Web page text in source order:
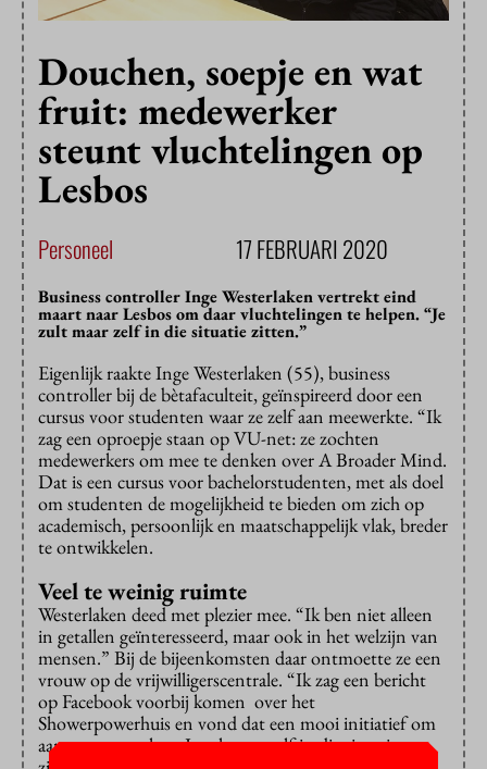
Douchen, soepje en wat
fruit: medewerker
steunt vluchtelingen op
Lesbos
Personeel 17 FEBRUARI 2020
Business controller Inge Westerlaken vertrekt eind
maart naar Lesbos om daar vluchtelingen te helpen. “Je
zult maar zelf in die situatie zitten.”
Eigenlijk raakte Inge Westerlaken (55), business
controller bij de bètafaculteit, geïnspireerd door een
cursus voor studenten waar ze zelf aan meewerkte. “Ik
zag een oproepje staan op VU-net: ze zochten
medewerkers om mee te denken over A Broader Mind.
Dat is een cursus voor bachelorstudenten, met als doel
om studenten de mogelijkheid te bieden om zich op
academisch, persoonlijk en maatschappelijk vlak, breder
te ontwikkelen.
Veel te weinig ruimte
Westerlaken deed met plezier mee. “Ik ben niet alleen
in getallen geïnteresseerd, maar ook in het welzijn van
mensen.” Bij de bijeenkomsten daar ontmoette ze een
vrouw op de vrijwilligerscentrale. “Ik zag een bericht
op Facebook voorbij komen over het
Showerpowerhuis en vond dat een mooi initiatief om
aan mee te werken. Je zal maar zelf in die situatie